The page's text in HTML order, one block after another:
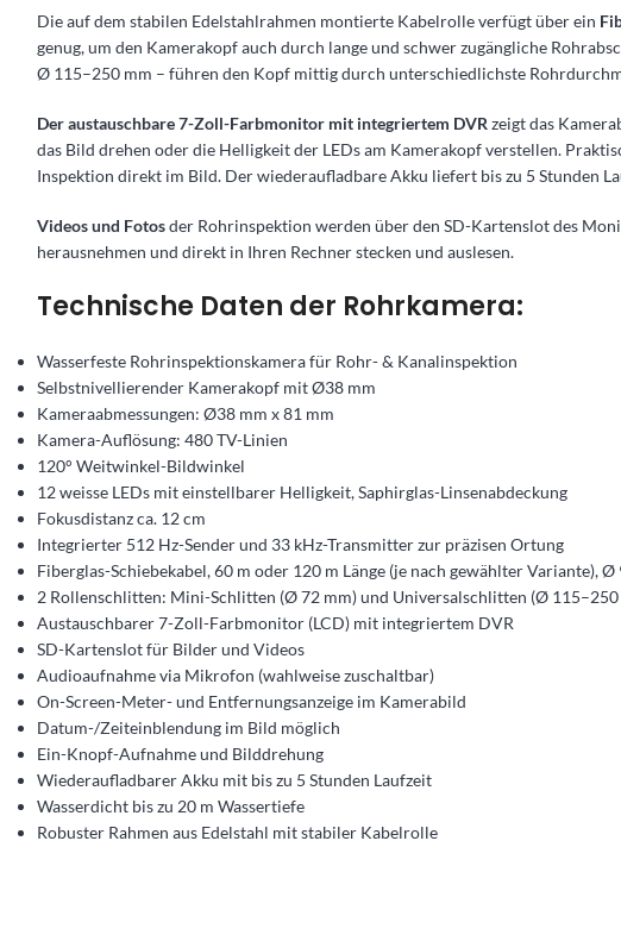
Die auf dem stabilen Edelstahlrahmen montierte Kabelrolle verfügt über ein
genug, um den Kamerakopf auch durch lange und schwer zugängliche
Ø 115–250 mm – führen den Kopf mittig durch unterschiedlichste
Der austauschbare 7-Zoll-Farbmonitor mit integriertem DVR zeigt das
das Bild drehen oder die Helligkeit der LEDs am Kamerakopf verstellen.
Inspektion direkt im Bild. Der wiederaufladbare Akku liefert bis zu 5 Stunden
Videos und Fotosder Rohrinspektion werden über den SD-Kartenslot des
herausnehmen und direkt in Ihren Rechner stecken und auslesen.
Technische Daten der Rohrkamera:
Wasserfeste Rohrinspektionskamera für Rohr- & Kanalinspektion
Selbstnivellierender Kamerakopf mit Ø38 mm
Kameraabmessungen: Ø38 mm x 81 mm
Kamera-Auflösung: 480 TV-Linien
120° Weitwinkel-Bildwinkel
12 weisse LEDs mit einstellbarer Helligkeit, Saphirglas-Linsenabdeckung
Fokusdistanz ca. 12 cm
Integrierter 512 Hz-Sender und 33 kHz-Transmitter zur präzisen Ortung
Fiberglas-Schiebekabel, 60 m oder 120 m Länge (je nach gewählter Variante),
2 Rollenschlitten: Mini-Schlitten (Ø 72 mm) und Universalschlitten (Ø 115–250
Austauschbarer 7-Zoll-Farbmonitor (LCD) mit integriertem DVR
SD-Kartenslot für Bilder und Videos
Audioaufnahme via Mikrofon (wahlweise zuschaltbar)
On-Screen-Meter- und Entfernungsanzeige im Kamerabild
Datum-/Zeiteinblendung im Bild möglich
Ein-Knopf-Aufnahme und Bilddrehung
Wiederaufladbarer Akku mit bis zu 5 Stunden Laufzeit
Wasserdicht bis zu 20 m Wassertiefe
Robuster Rahmen aus Edelstahl mit stabiler Kabelrolle